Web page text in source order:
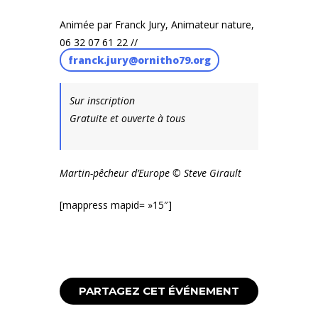
Animée par Franck Jury, Animateur nature,
06 32 07 61 22 //
franck.jury@ornitho79.org
Sur inscription
Gratuite et ouverte à tous
Martin-pêcheur d’Europe © Steve Girault
[mappress mapid= »15″]
PARTAGEZ CET ÉVÉNEMENT